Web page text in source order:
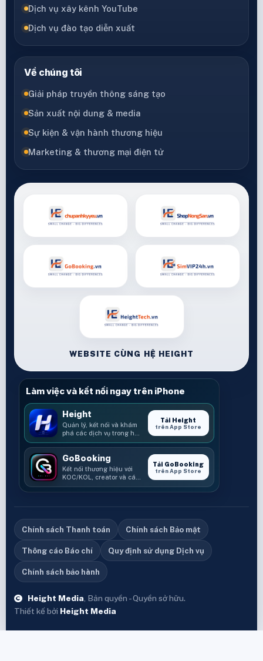
Dịch vụ xây kênh YouTube
Dịch vụ đào tạo diễn xuất
Về chúng tôi
Giải pháp truyền thông sáng tạo
Sản xuất nội dung & media
Sự kiện & vận hành thương hiệu
Marketing & thương mại điện tử
WEBSITE CÙNG HỆ HEIGHT
Làm việc và kết nối ngay trên iPhone
Height
Quản lý, kết nối và khám
phá các dịch vụ trong hệ
sinh thái Height.
Tải Height
trên App Store
GoBooking
Kết nối thương hiệu với
KOC/KOL, creator và các
cơ hội booking.
Tải GoBooking
trên App Store
Chính sách Thanh toán Chính sách Bảo mật
Thông cáo Báo chí Quy định sử dụng Dịch vụ
Chính sách bảo hành
Height Media , Bản quyền - Quyền sở hữu.
Thiết kế bởi Height Media